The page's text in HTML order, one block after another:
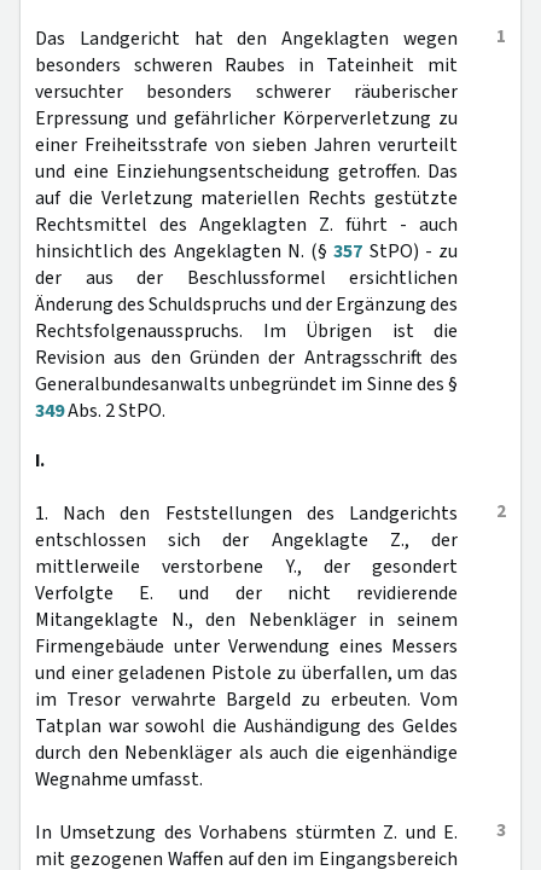
1
Das Landgericht hat den Angeklagten wegen
besonders schweren Raubes in Tateinheit mit
versuchter besonders schwerer räuberischer
Erpressung und gefährlicher Körperverletzung zu
einer Freiheitsstrafe von sieben Jahren verurteilt
und eine Einziehungsentscheidung getroffen. Das
auf die Verletzung materiellen Rechts gestützte
Rechtsmittel des Angeklagten Z. führt - auch
hinsichtlich des Angeklagten N. (§357 StPO) - zu
der aus der Beschlussformel ersichtlichen
Änderung des Schuldspruchs und der Ergänzung des
Rechtsfolgenausspruchs. Im Übrigen ist die
Revision aus den Gründen der Antragsschrift des
Generalbundesanwalts unbegründet im Sinne des §
349Abs. 2 StPO.
I.
2
1. Nach den Feststellungen des Landgerichts
entschlossen sich der Angeklagte Z., der
mittlerweile verstorbene Y., der gesondert
Verfolgte E. und der nicht revidierende
Mitangeklagte N., den Nebenkläger in seinem
Firmengebäude unter Verwendung eines Messers
und einer geladenen Pistole zu überfallen, um das
im Tresor verwahrte Bargeld zu erbeuten. Vom
Tatplan war sowohl die Aushändigung des Geldes
durch den Nebenkläger als auch die eigenhändige
Wegnahme umfasst.
3
In Umsetzung des Vorhabens stürmten Z. und E.
mit gezogenen Waffen auf den im Eingangsbereich